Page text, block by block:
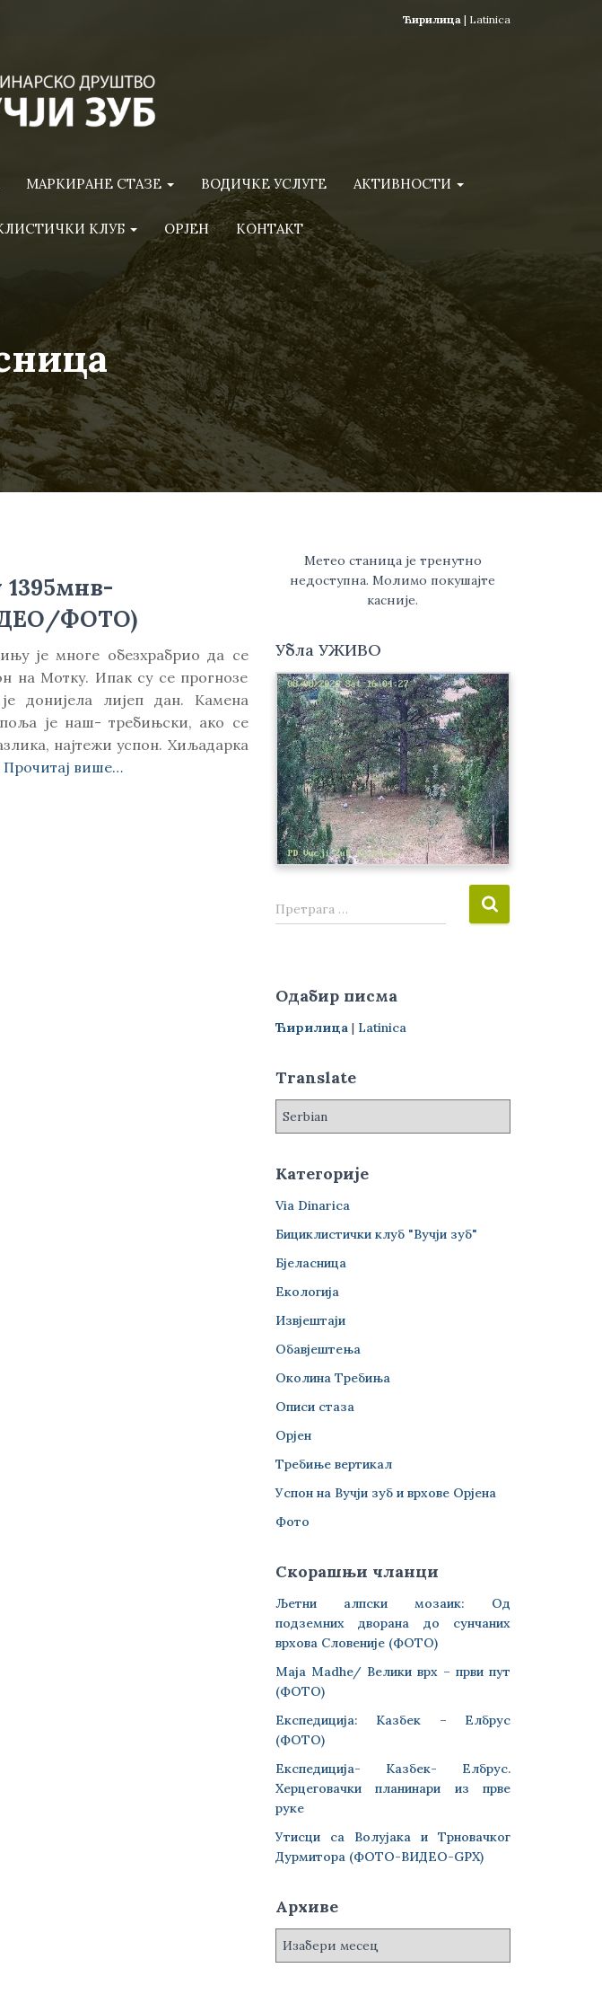
Ћирилица | Latinica
МАРКИРАНЕ СТАЗЕ ВОДИЧКЕ УСЛУГЕ АКТИВНОСТИ
КЛУБ ОРЈЕН КОНТАКТ
ФОТО)
је многе обезхрабрио да се
на Мотку. Ипак су се прогнозе
донијела лијеп дан. Камена
је наш- требињски, ако се
најтежи успон. Хиљадарка
Прочитај више…
Метео станица је тренутно
недоступна. Молимо покушајте
касније.
Убла УЖИВО
П
р
а
г
а
:
Претрага …
Одабир писма
Ћирилица | Latinica
Translate
Категорије
Via Dinarica
Бициклистички клуб "Вучји зуб"
Бјеласница
Екологија
Извјештаји
Обавјештења
Околина Требиња
Описи стаза
Орјен
Требиње вертикал
Успон на Вучји зуб и врхове Орјена
Фото
Скорашњи чланци
Љетни алпски мозаик: Од
подземних дворана до сунчаних
врхова Словеније (ФОТО)
Maja Madhe/ Велики врх – први пут
(ФОТО)
Експедиција: Казбек – Елбрус
(ФОТО)
Експедиција- Казбек- Елбрус.
Херцеговачки планинари из прве
руке
Утисци са Волујака и Трновачког
Дурмитора (ФОТО-ВИДЕО-GPX)
Архиве